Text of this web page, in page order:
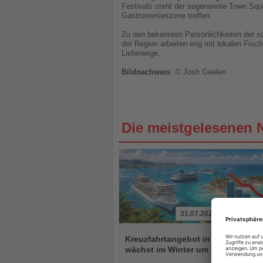
Festivals steht der sogenannte Town
Gastronomieszene treffen.
Zu den bekannten Persönlichkeiten der
der Region arbeiten eng mit lokalen
Lieferwege.
Bildnachweis: © Josh Geelen
Die meistgelesenen
Sie
die
31.07.2026
Kreuzfahrtangebot in der Karibik
wächst im Winter um zehn Prozent